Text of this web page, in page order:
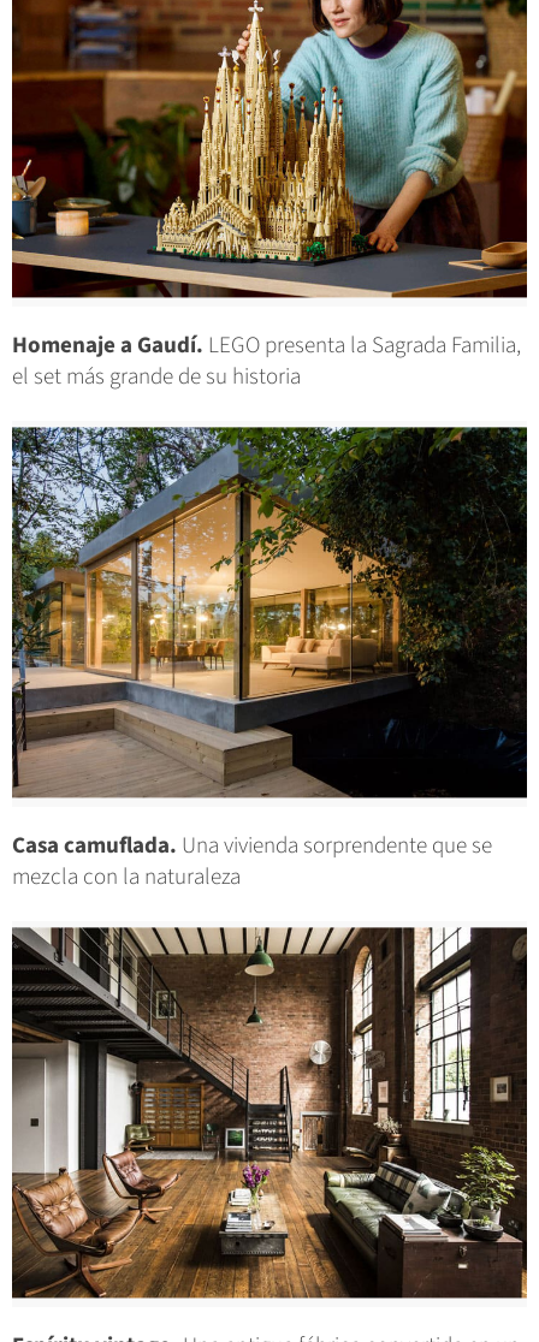
Homenaje a Gaudí. LEGO presenta la Sagrada Familia,
el set más grande de su historia
Casa camuflada. Una vivienda sorprendente que se
mezcla con la naturaleza